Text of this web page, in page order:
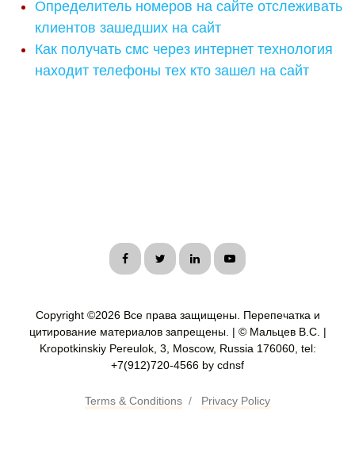
Определитель номеров на сайте отслеживать
клиентов зашедших на сайт
Как получать смс через интернет технология
находит телефоны тех кто зашел на сайт
Copyright ©2026 Все права защищены. Перепечатка и
цитирование материалов запрещены. | © Мальцев В.С. |
Kropotkinskiy Pereulok, 3, Moscow, Russia 176060, tel:
+7(912)720-4566 by cdnsf
Terms & Conditions / Privacy Policy